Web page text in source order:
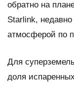
обратно на
Starlink,
атмосферой по
Для
доля